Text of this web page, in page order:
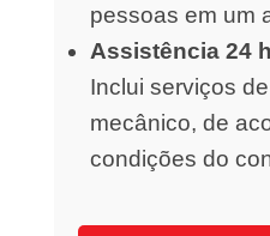
pessoas em um
Assistência 24
Inclui serviços
mecânico, de
condições do